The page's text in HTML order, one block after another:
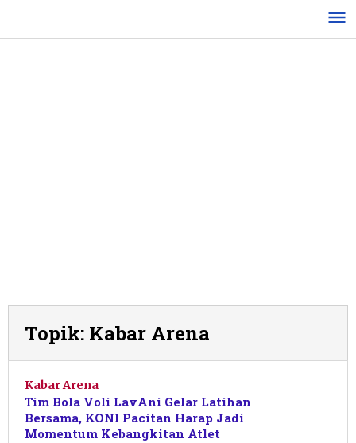
konten
Topik: Kabar Arena
Kabar Arena
Tim Bola Voli LavAni Gelar Latihan
Bersama, KONI Pacitan Harap Jadi
Momentum Kebangkitan Atlet